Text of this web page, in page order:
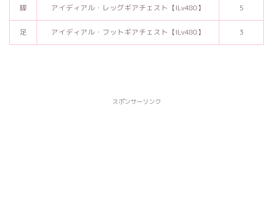
脚 アイディアル・レッグギアチェスト【ILv480】 5
足 アイディアル・フットギアチェスト【ILv480】 3
スポンサーリンク